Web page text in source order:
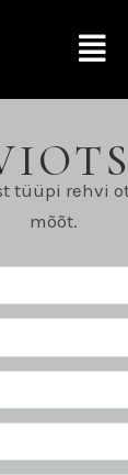
tüüpi rehvi
mõõt.